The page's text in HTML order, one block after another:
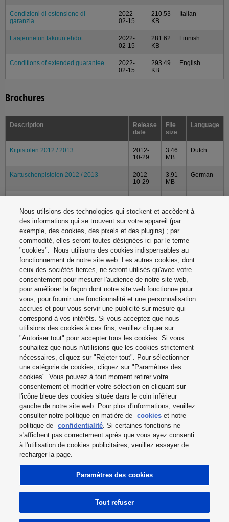
Condizioni di estensione di
garanzia
2022-
02-15
210.53
KB
Italian
Laajennetun takuun ehdot
2022-
02-15
281.62
KB
Finnish
Conditions of extended guarantee
2022-
02-15
293.49
KB
English
Brochures
Description
Release
date
File
size
Language
Kitpistolen 2012 / 2013
2012-
10-29
3.46
MB
Dutch
Kartuschenpistolen 2012 / 2013
2012-
10-29
3.91
MB
German
Sealing Guns 2012 / 2013
2012-
3.78
English
Catalogues
Description
Release
date
File
size
Language
Standard-, Sonderzubehör-Übersicht,
Ladezeiten
2022-
02-15
KB
Standaard- en speciale toebehoren-
overzicht, oplaadtijd
2022-
02-15
75.2
KB
Overview standard / optional
accessories / charging times
2022-
02-15
75.11
KB
Operating Instructions
Description
Release
date
File
size
Operating Instructions Sealing Gun
EY3640 / EY3641
2012-
07-31
2.65
MB
Print
Top
© 2025 Panasonic Industry Europe GmbH
Nous utilsions des technologies qui stockent et accèdent à
des informations qui se trouvent sur votre appareil (par
exemple, des cookies, des pixels et des plugins) ; par
commodité, elles seront toutes désignées ici par le terme
"cookies". Nous utilisons des cookies indispensables au
fonctionnement de notre site web. Les autres cookies, dont
ceux des sociétés tierces, ne seront utilisés qu'avec votre
consentement pour mesurer l'audience de notre site web,
pour améliorer la façon dont notre site web fonctionne pour
vous, pour fournir une fonctionnalité et une personnalisation
accrues et pour vous servir une publicité sur mesure qui
correspond à vos intérêts. Si vous acceptez que nous
utilisions des cookies à ces fins, veuillez cliquer sur
"Autoriser tout" pour accepter tous les cookies. Si vous
souhaitez que nous n'utilisions que les cookies strictement
nécessaires, cliquez sur "Rejeter tout". Pour sélectionner
une catégorie de cookies, cliquez sur "Paramètres des
cookies". Vous pouvez à tout moment retirer votre
consentement et modifier votre sélection en cliquant sur
l'icône bleue des cookies située dans le coin inférieur
gauche de notre site web. Pour plus d'informations, veuillez
consulter notre politique en matière de
cookies et notre
politique de
confidentialité. Si certaines fonctions ne
s'affichent pas correctement après que vous ayez consenti
à l'utilisation de cookies publicitaires, veuillez essayer de
recharger la page.
Paramètres des cookies
Tout refuser